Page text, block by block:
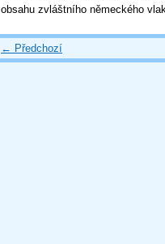
obsahu zvláštního německého
← Předchozí